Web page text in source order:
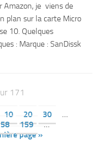
Amazon, je viens de
plan sur la carte Micro
10. Quelques
: Marque : SanDissk
171
10 20 30
…
159
…
page »